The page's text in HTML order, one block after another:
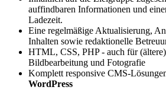
auffindbaren Informationen und
Ladezeit.
Eine regelmäßige Aktualisierung,
Inhalten sowie redaktionelle
HTML, CSS, PHP - auch für (ältere)
Bildbearbeitung und Fotografie
Komplett responsive CMS-
WordPress